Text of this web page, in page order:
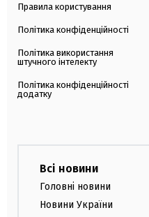
Правила користування
Політика конфіденційності
Політика використання
штучного інтелекту
Політика конфіденційності
додатку
Всі новини
Головні новини
Новини України